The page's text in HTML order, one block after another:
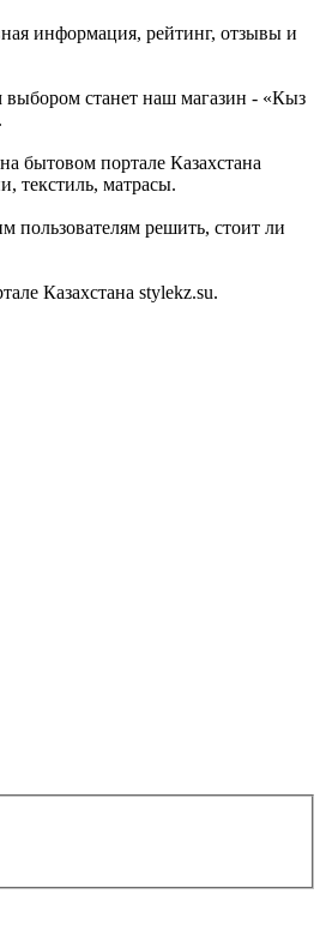
информация, рейтинг, отзывы и
выбором станет наш магазин - «Кыз
бытовом портале Казахстана
текстиль, матрасы.
решить, стоит ли
Казахстана stylekz.su.